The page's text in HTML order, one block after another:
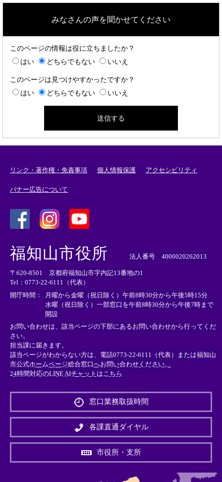
みなさんの声を聞かせてください
このページの情報は役に立ちましたか？
はい
どちらでもない いいえ
このページは見つけやすかったですか？
はい
どちらでもない いいえ
リンク・著作権・免責事項 個人情報保護 アクセシビリティ
バナー広告について
外
部
リ
ン
ク
＞
外
リ
ン
ク
＞
外
部
ン
ク
＞
福知山市役所 法人番号 4000020262013
〒620-8501 京都府福知山市字内記13番地の1
Tel：0773-22-6111（代表）
開庁時間： 月曜から金曜（祝日除く）午前8時30分から午後5時15分
水曜（祝日除く）一部窓口を午前8時30分から午後7時まで
開設
お問い合わせは、該当ページの下部にあるお問い合わせから行ってくだ
さい。
担当課に届きます。
該当ページがわからない方は、電話0773-22-6111（代表）または福知山
市公式ホームページ総合窓口へお問い合わせください。
24時間対応のLINE AIチャットはこちら
外
リ
ン
＞
窓口業務取扱時間
各課直通ダイヤル
市役所・支所